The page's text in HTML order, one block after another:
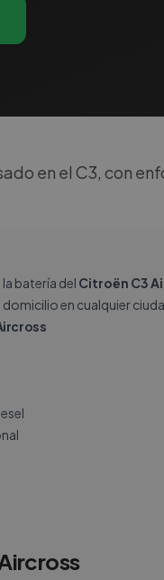
en el C3, con
batería del Citroën C3
en cualquier